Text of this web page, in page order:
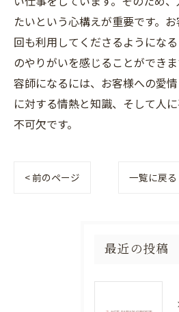
たいという心構えが重要です。
回も利用してくださるようにな
のやりがいを感じることができ
容師になるには、お客様への愛
に対する情熱と知識、そして人
不可欠です。
< 前のページ 一覧に戻る
最近の投稿